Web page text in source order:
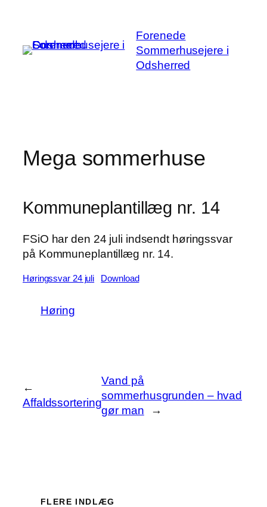
indhold
Forenede
Sommerhusejere i
Odsherred
Mega sommerhuse
Kommuneplantillæg nr. 14
FSiO har den 24 juli indsendt høringssvar
på Kommuneplantillæg nr. 14.
Høringssvar 24 juli Download
Høring
←
Affaldssortering
Vand på
sommerhusgrunden – hvad
gør man
→
FLERE INDLÆG